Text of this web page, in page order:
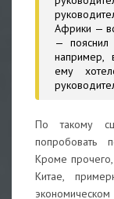
Африки —
— пояснил
например,
ему
По такому
попробовать
Кроме
Китае,